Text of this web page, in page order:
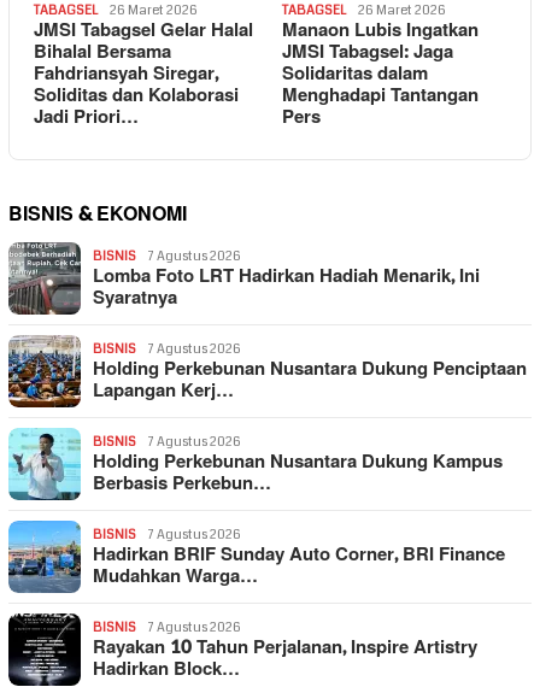
TABAGSEL 26 Maret 2026
JMSI Tabagsel Gelar Halal
Bihalal Bersama
Fahdriansyah Siregar,
Soliditas dan Kolaborasi
Jadi Priori…
TABAGSEL 26 Maret 2026
Manaon Lubis Ingatkan
JMSI Tabagsel: Jaga
Solidaritas dalam
Menghadapi Tantangan
Pers
BISNIS & EKONOMI
BISNIS 7 Agustus 2026
Lomba Foto LRT Hadirkan Hadiah Menarik, Ini
Syaratnya
BISNIS 7 Agustus 2026
Holding Perkebunan Nusantara Dukung Penciptaan
Lapangan Kerj…
BISNIS 7 Agustus 2026
Holding Perkebunan Nusantara Dukung Kampus
Berbasis Perkebun…
BISNIS 7 Agustus 2026
Hadirkan BRIF Sunday Auto Corner, BRI Finance
Mudahkan Warga…
BISNIS 7 Agustus 2026
Rayakan 10 Tahun Perjalanan, Inspire Artistry
Hadirkan Block…